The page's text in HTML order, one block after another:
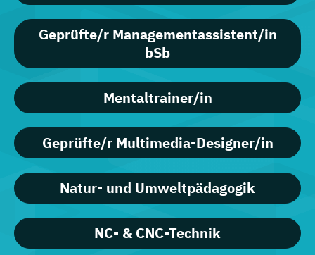
Geprüfte/r Managementassistent/in
bSb
Mentaltrainer/in
Geprüfte/r Multimedia-Designer/in
Natur- und Umweltpädagogik
NC- & CNC-Technik